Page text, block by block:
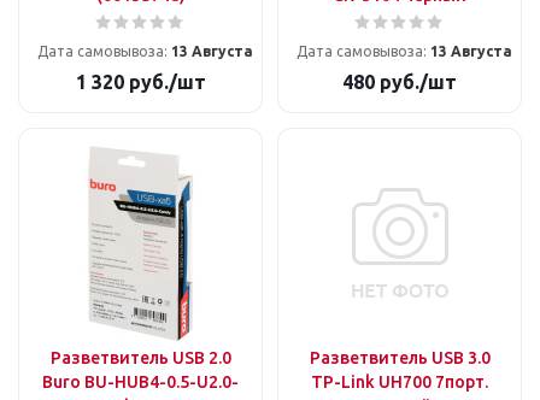
Дата самовывоза: 13 Августа
1 320руб./шт
Дата самовывоза: 13 Августа
480 руб./шт
Разветвитель USB 2.0
Buro BU-HUB4-0.5-U2.0-
Разветвитель USB 3.0
TP-Link UH700 7порт.